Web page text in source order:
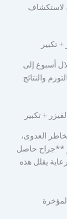
لاستكشاف
تكبير
أسبوع إلى
والنتائج
+ تكبير
العدوى،
**جراح حاصل
يقلل هذه